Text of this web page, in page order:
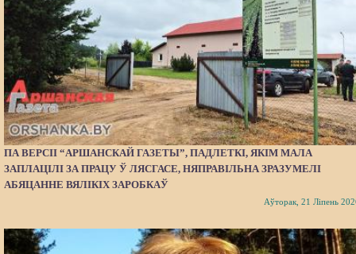
ПА ВЕРСІІ “АРШАНСКАЙ ГАЗЕТЫ”, ПАДЛЕТКІ, ЯКІМ МАЛА
ЗАПЛАЦІЛІ ЗА ПРАЦУ Ў ЛЯСГАСЕ, НЯПРАВІЛЬНА ЗРАЗУМЕЛІ
АБЯЦАННЕ ВЯЛІКІХ ЗАРОБКАЎ
Аўторак, 21 Ліпень